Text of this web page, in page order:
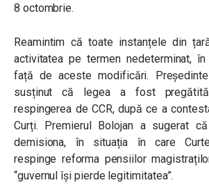
8 octombrie.
Reamintim că toate instanțele din
activitatea pe termen nedeterminat,
față de aceste modificări.
susținut că legea a fost
respingerea de CCR, după ce a
Curți. Premierul Bolojan a sugerat
demisiona, în situația în care
respinge reforma pensiilor
“guvernul își pierde legitimitatea”.